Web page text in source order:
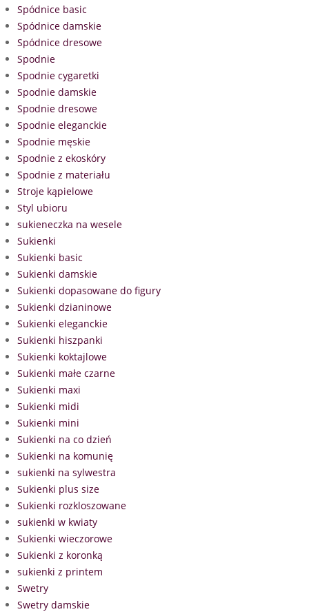
Spódnice basic
Spódnice damskie
Spódnice dresowe
Spodnie
Spodnie cygaretki
Spodnie damskie
Spodnie dresowe
Spodnie eleganckie
Spodnie męskie
Spodnie z ekoskóry
Spodnie z materiału
Stroje kąpielowe
Styl ubioru
sukieneczka na wesele
Sukienki
Sukienki basic
Sukienki damskie
Sukienki dopasowane do figury
Sukienki dzianinowe
Sukienki eleganckie
Sukienki hiszpanki
Sukienki koktajlowe
Sukienki małe czarne
Sukienki maxi
Sukienki midi
Sukienki mini
Sukienki na co dzień
Sukienki na komunię
sukienki na sylwestra
Sukienki plus size
Sukienki rozkloszowane
sukienki w kwiaty
Sukienki wieczorowe
Sukienki z koronką
sukienki z printem
Swetry
Swetry damskie